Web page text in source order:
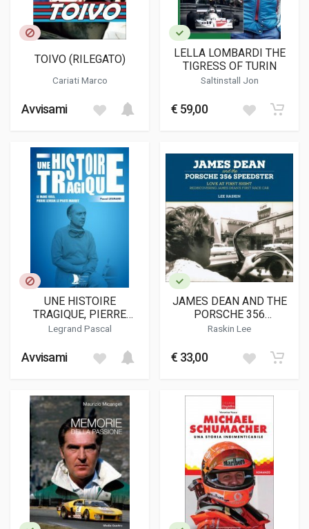
TOIVO (RILEGATO)
Cariati Marco
Avvisami
LELLA LOMBARDI THE
TIGRESS OF TURIN
Saltinstall Jon
€ 59,00
UNE HISTOIRE
TRAGIQUE, PIERRE
BOUILLIN "LEVEGH", LE
Legrand Pascal
Avvisami
JAMES DEAN AND THE
PORSCHE 356
SPEEDSTER: LOVE AT
Raskin Lee
€ 33,00